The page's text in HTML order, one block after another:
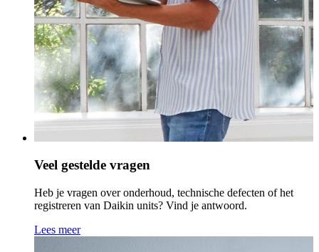
Veel gestelde vragen
Heb je vragen over onderhoud, technische defecten of het
registreren van Daikin units? Vind je antwoord.
Lees meer